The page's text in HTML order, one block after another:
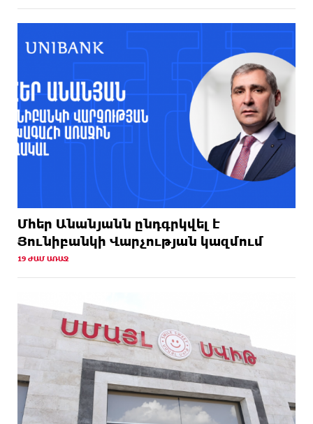
Մհեր Անանյանն ընդգրկվել է
Յունիբանկի Վարչության կազմում
19 ԺԱՄ ԱՌԱՋ